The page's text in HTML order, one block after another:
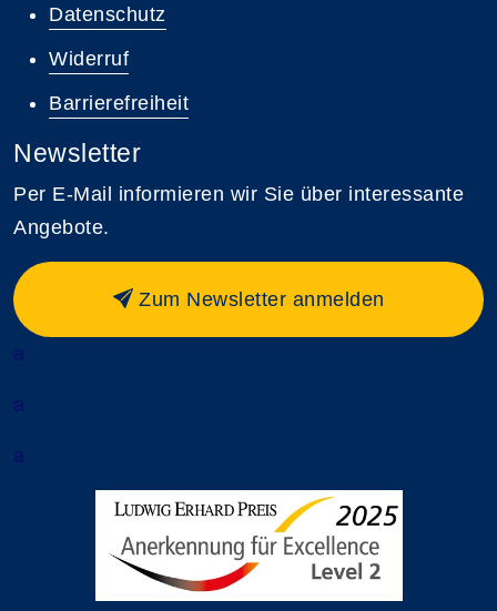
Datenschutz
Widerruf
Barrierefreiheit
Newsletter
Per E-Mail informieren wir Sie über interessante
Angebote.
Zum Newsletter anmelden
a
a
a